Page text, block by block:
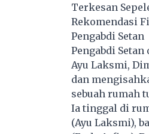
Terkesan
Rekomendasi
Pengabdi Setan
Pengabdi
Ayu Laksmi,
dan
sebuah rumah
Ia tinggal di
(Ayu Laksmi),